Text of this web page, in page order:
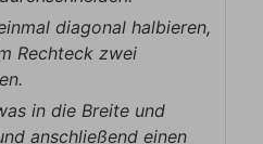
diagonal halbieren,
Rechteck zwei
in die Breite und
anschließend einen